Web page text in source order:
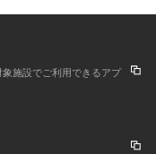
施設でご利用できるアプ